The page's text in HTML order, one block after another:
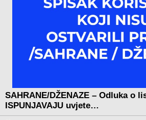
SAHRANE/DŽENAZE – Odluka o
ISPUNJAVAJU uvjete…